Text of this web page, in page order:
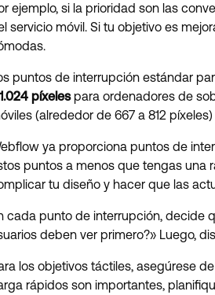
ejemplo, si la prioridad son las
servicio móvil. Si tu objetivo es
puntos de interrupción estándar
1.024 píxelespara ordenadores de
(alrededor de 667 a 812
ya proporciona puntos de
puntos a menos que tengas una
tu diseño y hacer que las
cada punto de interrupción, decide
deben ver primero?» Luego,
los objetivos táctiles, asegúrese
rápidos son importantes,